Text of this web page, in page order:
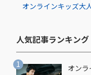
オンラインキッズ大人
人気記事ランキング​
オン